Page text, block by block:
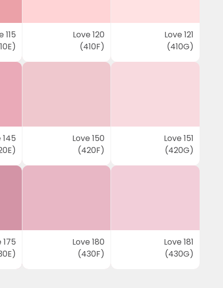
115
Love 120
(410F)
Love 121
(410G)
145
Love 150
(420F)
Love 151
(420G)
175
Love 180
(430F)
Love 181
(430G)